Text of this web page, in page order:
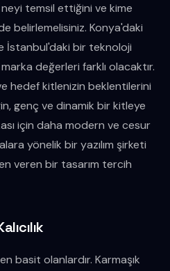
neyi temsil ettiğini ve kime
belirlemelisiniz. Konya'daki
İstanbul'daki bir teknoloji
değerleri farklı olacaktır.
hedef kitlenizin beklentilerini
genç ve dinamik bir kitleye
için daha modern ve cesur
yönelik bir yazılım şirketi
veren bir tasarım tercih
basit olanlardır. Karmaşık